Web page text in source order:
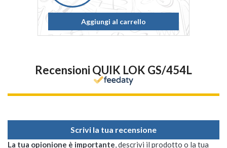
Aggiungi al carrello
Recensioni QUIK LOK GS/454L
Scrivi la tua recensione
La tua opionione è importante, descrivi il prodotto o la tua